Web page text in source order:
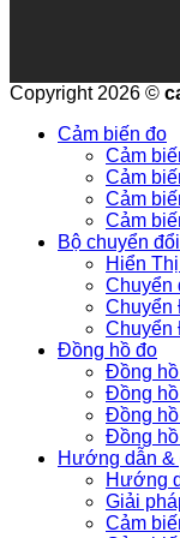
Copyright 2026 ©
Cảm biến đo
Cảm
Cảm
Cảm
Cảm
Bộ chuyển
Hiển
Chuyển
Chuyển
Chuyển
Đồng hồ đo
Đồng
Đồng
Đồng
Đồng
Hướng dẫn &
Hướng
Giải
Cảm